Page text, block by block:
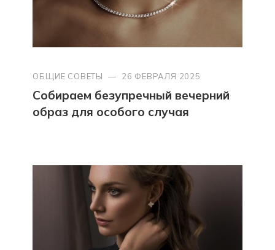
ОБЩИЕ СОВЕТЫ — 26 ФЕВРАЛЯ 2025
Собираем безупречный вечерний
образ для особого случая